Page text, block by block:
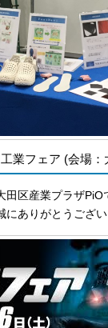
業フェア (会場
区産業プラザ
ありがとうござい